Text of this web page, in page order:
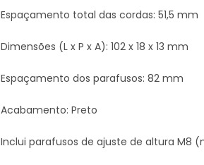
Espaçamento total das cordas: 51,5 mm
Dimensões (L x P x A): 102 x 18 x 13 mm
Espaçamento dos parafusos: 82 mm
Acabamento: Preto
Inclui parafusos de ajuste de altura M8